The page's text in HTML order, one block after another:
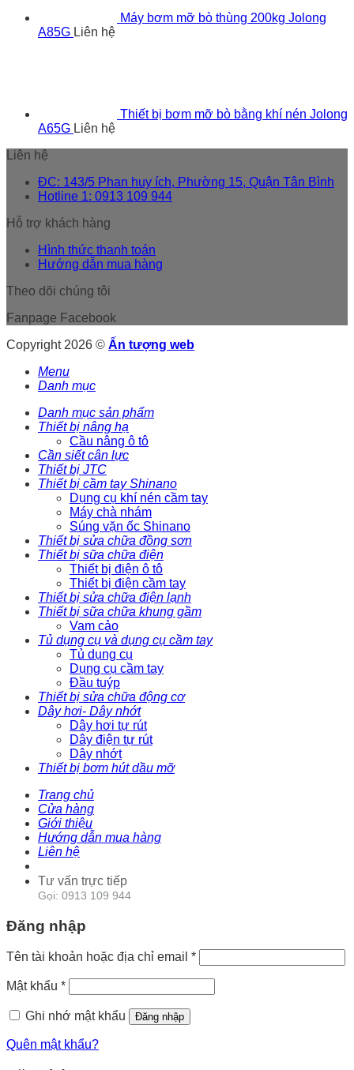
Máy bơm mỡ bò thùng 200kg Jolong
A85G Liên hệ
Thiết bị bơm mỡ bò bằng khí nén Jolong
A65G Liên hệ
Liên hệ
ĐC: 143/5 Phan huy ích, Phường 15, Quận Tân Bình
Hotline 1: 0913 109 944
Hỗ trợ khách hàng
Hình thức thanh toán
Hướng dẫn mua hàng
Theo dõi chúng tôi
Fanpage Facebook
Copyright 2026 © Ấn tượng web
Menu
Danh mục
Danh mục sản phẩm
Thiết bị nâng hạ
Cầu nâng ô tô
Cần siết cân lực
Thiết bị JTC
Thiết bị cầm tay Shinano
Dụng cụ khí nén cầm tay
Máy chà nhám
Súng vặn ốc Shinano
Thiết bị sửa chữa đồng sơn
Thiết bị sữa chữa điện
Thiết bị điện ô tô
Thiết bị điện cầm tay
Thiết bị sửa chữa điện lạnh
Thiết bị sữa chữa khung gầm
Vam cảo
Tủ dụng cụ và dụng cụ cầm tay
Tủ dụng cụ
Dụng cụ cầm tay
Đầu tuýp
Thiết bị sửa chữa động cơ
Dây hơi- Dây nhớt
Dây hơi tự rút
Dây điện tự rút
Dây nhớt
Thiết bị bơm hút dầu mỡ
Trang chủ
Cửa hàng
Giới thiệu
Hướng dẫn mua hàng
Liên hệ
Tư vấn trực tiếp
Gọi: 0913 109 944
Đăng nhập
Tên tài khoản hoặc địa chỉ email *
Mật khẩu *
Ghi nhớ mật khẩu Đăng nhập
Quên mật khẩu?